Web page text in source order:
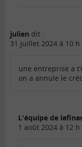
julien dit :
31 juillet 2024 à 10 h
une entreprise a
on a annule le
L'équipe de
1 août 2024 à 12